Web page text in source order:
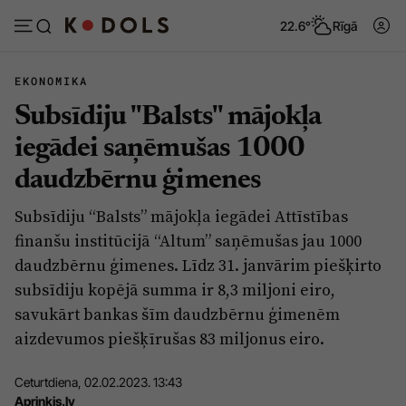
22.6° Rīgā
Abonēt Pieslēgties
Ziņas
Politika
Pašvaldības
Izglītība
Veselība
Vide
Tēmas
Viedokļi
Dzīve un ticība
Ekonomika
Krimināli
EKONOMIKA
Subsīdiju "Balsts" mājokļa
iegādei saņēmušas 1000
daudzbērnu ģimenes
Subsīdiju “Balsts” mājokļa iegādei Attīstības
finanšu institūcijā “Altum” saņēmušas jau 1000
daudzbērnu ģimenes. Līdz 31. janvārim piešķirto
subsīdiju kopējā summa ir 8,3 miljoni eiro,
savukārt bankas šīm daudzbērnu ģimenēm
aizdevumos piešķīrušas 83 miljonus eiro.
Ceturtdiena, 02.02.2023. 13:43
Apriņķis.lv